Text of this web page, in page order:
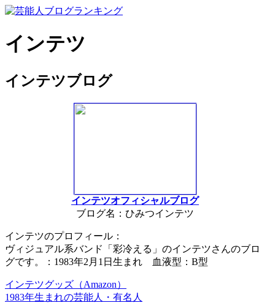
インテツ
インテツブログ
インテツオフィシャルブログ
ブログ名：ひみつインテツ
インテツのプロフィール：
ヴィジュアル系バンド「彩冷える」のインテツさんのブロ
グです。：1983年2月1日生まれ 血液型：B型
インテツグッズ（Amazon）
1983年生まれの芸能人・有名人